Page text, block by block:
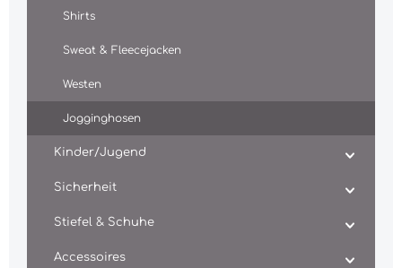
Shirts
Sweat & Fleecejacken
Westen
Jogginghosen
Kinder/Jugend
Sicherheit
Stiefel & Schuhe
Accessoires